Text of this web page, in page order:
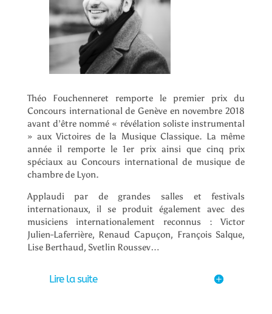
Théo Fouchenneret remporte le premier prix du
Concours international de Genève en novembre 2018
avant d’être nommé « révélation soliste instrumental
» aux Victoires de la Musique Classique. La même
année il remporte le 1er prix ainsi que cinq prix
spéciaux au Concours international de musique de
chambre de Lyon.
Applaudi par de grandes salles et festivals
internationaux, il se produit également avec des
musiciens internationalement reconnus : Victor
Julien-Laferrière, Renaud Capuçon, François Salque,
Lise Berthaud, Svetlin Roussev…
Lire la suite